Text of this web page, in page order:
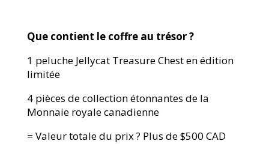
Que contient le coffre au trésor ?
1 peluche Jellycat Treasure Chest en édition
limitée
4 pièces de collection étonnantes de la
Monnaie royale canadienne
= Valeur totale du prix ? Plus de $500 CAD